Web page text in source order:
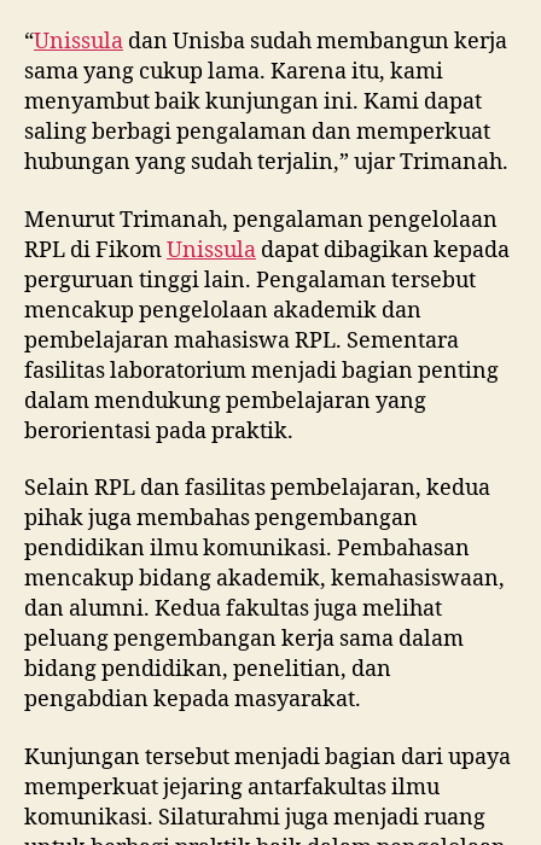
“Unissula dan Unisba sudah membangun kerja
sama yang cukup lama. Karena itu, kami
menyambut baik kunjungan ini. Kami dapat
saling berbagi pengalaman dan memperkuat
hubungan yang sudah terjalin,” ujar Trimanah.
Menurut Trimanah, pengalaman pengelolaan
RPL di FikomUnissula dapat dibagikan kepada
perguruan tinggi lain. Pengalaman tersebut
mencakup pengelolaan akademik dan
pembelajaran mahasiswa RPL. Sementara
fasilitas laboratorium menjadi bagian penting
dalam mendukung pembelajaran yang
berorientasi pada praktik.
Selain RPL dan fasilitas pembelajaran, kedua
pihak juga membahas pengembangan
pendidikan ilmu komunikasi. Pembahasan
mencakup bidang akademik, kemahasiswaan,
dan alumni. Kedua fakultas juga melihat
peluang pengembangan kerja sama dalam
bidang pendidikan, penelitian, dan
pengabdian kepada masyarakat.
Kunjungan tersebut menjadi bagian dari upaya
memperkuat jejaring antarfakultas ilmu
komunikasi. Silaturahmi juga menjadi ruang